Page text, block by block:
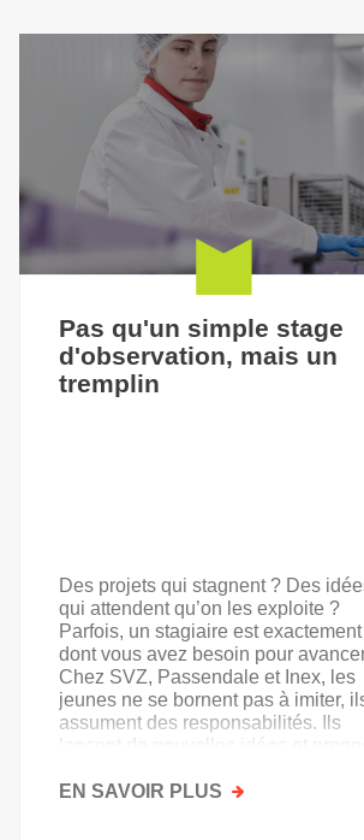
Pas qu'un simple stage
d'observation, mais un
tremplin
Des projets qui stagnent ? Des
qui attendent qu’on les exploite ?
Parfois, un stagiaire est
dont vous avez besoin pour
Chez SVZ, Passendale et Inex, les
jeunes ne se bornent pas à imiter,
assument des responsabilités. Ils
lancent de nouvelles idées et
EN SAVOIR PLUS SUR